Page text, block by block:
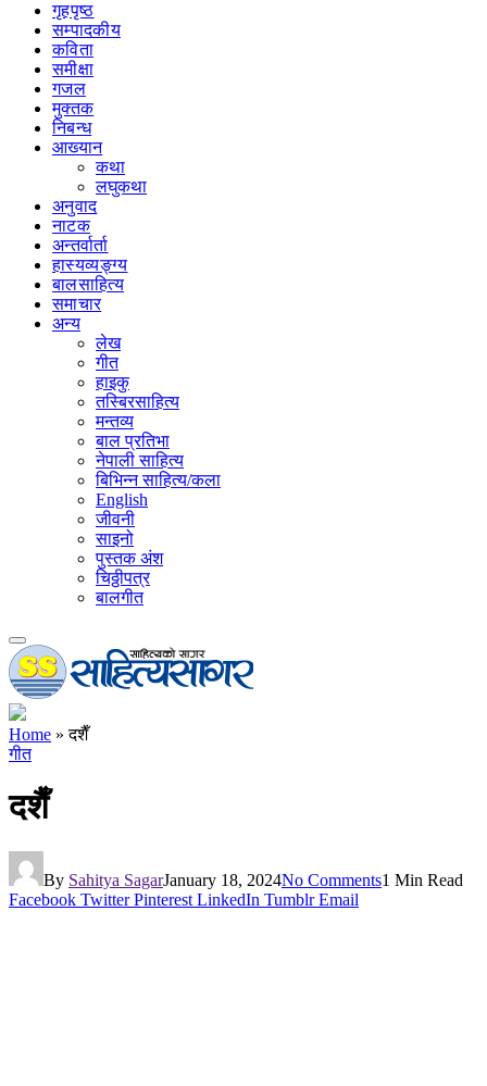
गृहपृष्‍ठ
सम्पादकीय
कविता
समीक्षा
गजल
मुक्तक
निबन्ध
आख्यान
कथा
लघुकथा
अनुवाद
नाटक
अन्तर्वार्ता
हास्यव्यङ्ग्य
बालसाहित्य
समाचार
अन्य
लेख
गीत
हाइकु
तस्बिरसाहित्य
मन्तव्य
बाल प्रतिभा
नेपाली साहित्य
बिभिन्न साहित्य/कला
English
जीवनी
साइनो
पुस्तक अंश
चिठ्ठीपत्र
बालगीत
Home »दशैँ
गीत
दशैँ
By Sahitya SagarJanuary 18, 2024No Comments1 Min Read
Facebook Twitter Pinterest LinkedIn Tumblr Email